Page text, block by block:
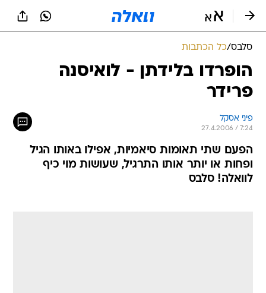
סלבס/כל הכתבות
הופרדו בלידתן - לואיסנה
פרידר
פיני אסקל
27.4.2006 / 7:24
הפעם שתי תאומות סיאמיות, אפילו באותו הגיל
ופחות או יותר אותו התרגיל, שעושות מוי כיף
לוואלה! סלבס